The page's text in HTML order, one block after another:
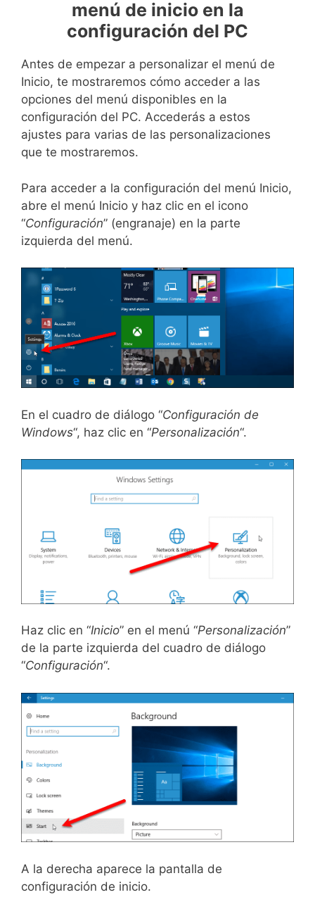
menú de inicio en la
configuración del PC
Antes de empezar a personalizar el menú de
Inicio, te mostraremos cómo acceder a las
opciones del menú disponibles en la
configuración del PC. Accederás a estos
ajustes para varias de las personalizaciones
que te mostraremos.
Para acceder a la configuración del menú Inicio,
abre el menú Inicio y haz clic en el icono
“Configuración” (engranaje) en la parte
izquierda del menú.
En el cuadro de diálogo “Configuración de
Windows“, haz clic en “Personalización“.
Haz clic en “Inicio” en el menú “Personalización”
de la parte izquierda del cuadro de diálogo
“Configuración“.
A la derecha aparece la pantalla de
configuración de inicio.